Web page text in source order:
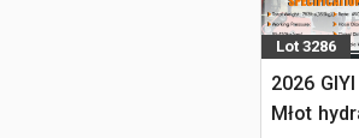
Lot 3286
2026
Młot